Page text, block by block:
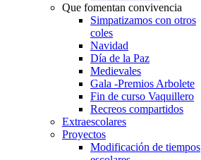
Que fomentan convivencia
Simpatizamos con otros
coles
Navidad
Día de la Paz
Medievales
Gala -Premios Arbolete
Fin de curso Vaquillero
Recreos compartidos
Extraescolares
Proyectos
Modificación de tiempos